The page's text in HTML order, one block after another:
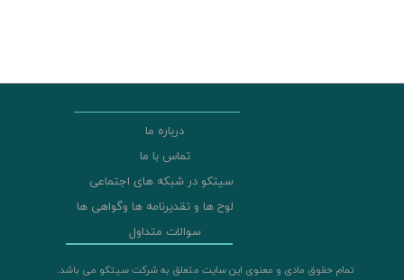
تمام حقوق مادی و معنوی این سایت متعلق به شرکت سیتکو می باشد.
درباره ما
تماس با ما
سیتکو در شبکه های اجتماعی
لوح ها و تقدیرنامه ها وگواهی ها
سوالات متداول